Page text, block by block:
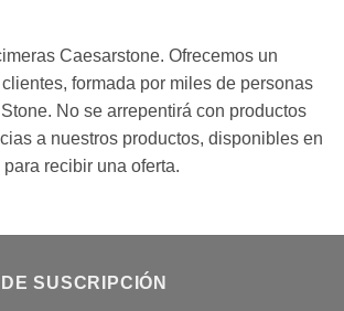
Caesarstone. Ofrecemos un
formada por miles de personas
No se arrepentirá con productos
a nuestros productos, disponibles en
recibir una oferta.
SUSCRIPCIÓN